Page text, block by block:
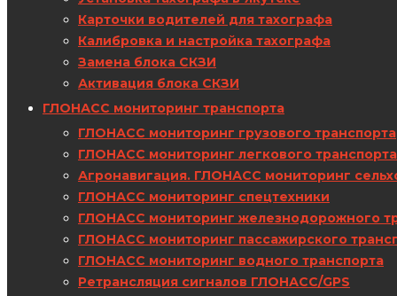
Карточки водителей для тахографа
Калибровка и настройка тахографа
Замена блока СКЗИ
Активация блока СКЗИ
ГЛОНАСС мониторинг транспорта
ГЛОНАСС мониторинг грузового транспорта
ГЛОНАСС мониторинг легкового транспорта
Агронавигация. ГЛОНАСС мониторинг
ГЛОНАСС мониторинг спецтехники
ГЛОНАСС мониторинг железнодорожного
ГЛОНАСС мониторинг пассажирского
ГЛОНАСС мониторинг водного транспорта
Ретрансляция сигналов ГЛОНАСС/GPS